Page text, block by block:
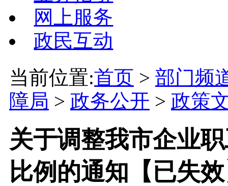
网上服务
政民互动
当前位置:首页 > 部门频
障局 > 政务公开 > 政策
关于调整我市企业
比例的通知【已失